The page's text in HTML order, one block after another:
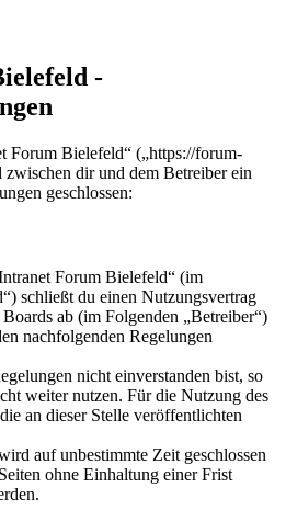
-
Forum Bielefeld“ („https://forum-
dir und dem Betreiber ein
geschlossen:
Forum Bielefeld“ (im
schließt du einen Nutzungsvertrag
ab (im Folgenden „Betreiber“)
nachfolgenden Regelungen
nicht einverstanden bist, so
weiter nutzen. Für die Nutzung des
an dieser Stelle veröffentlichten
auf unbestimmte Zeit geschlossen
ohne Einhaltung einer Frist